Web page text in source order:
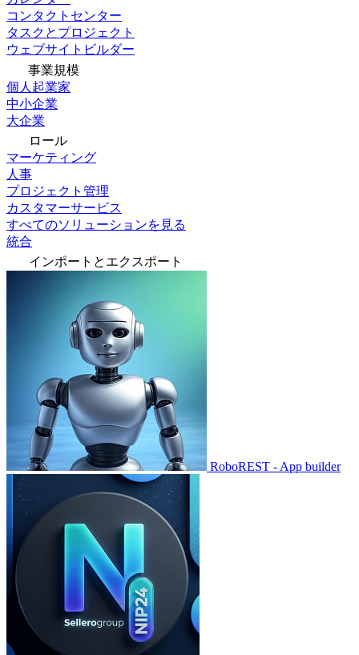
コンタクトセンター
タスクとプロジェクト
ウェブサイトビルダー
事業規模
個人起業家
中小企業
大企業
ロール
マーケティング
人事
プロジェクト管理
カスタマーサービス
すべてのソリューションを見る
統合
インポートとエクスポート
RoboREST - App builder